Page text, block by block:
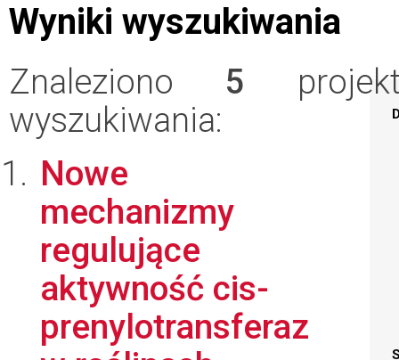
Wyniki wyszukiwania
Znaleziono 5
wyszukiwania:
Nowe
mechanizmy
regulujące
aktywność cis-
prenylotransferaz